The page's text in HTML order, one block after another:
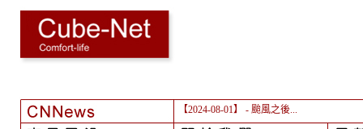
【2024-08-01】 - 颱風之後...